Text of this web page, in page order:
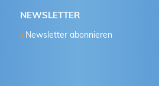
NEWSLETTER
Newsletter abonnieren